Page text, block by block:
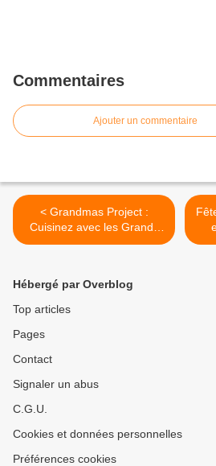
Commentaires
Ajouter un commentaire
< Grandmas Project :
Cuisinez avec les Grands
mères - 19 décembre
Hébergé par Overblog
Top articles
Pages
Contact
Signaler un abus
C.G.U.
Cookies et données personnelles
Préférences cookies